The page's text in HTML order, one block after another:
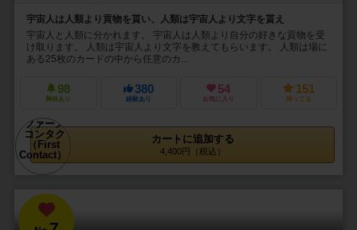
宇宙人は人類より貢物を貰い、人類は宇宙人より文字を貰え
宇宙人と人類に分かれます。 宇宙人は人類より自分の好きな貢物を受
け取ります。 人類は宇宙人より文字を教えてもらいます。 人類は場に
ある25枚のカードの中から任意のカ...
98
興味あり
380
経験あり
54
お気に入り
151
持ってる
カートに追加する
4,400円（税込）